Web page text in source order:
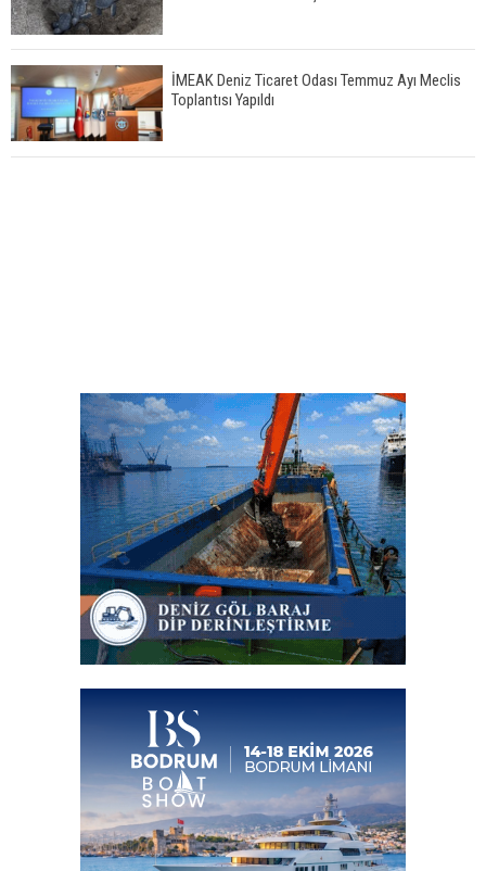
İMEAK Deniz Ticaret Odası Temmuz Ayı Meclis
Toplantısı Yapıldı